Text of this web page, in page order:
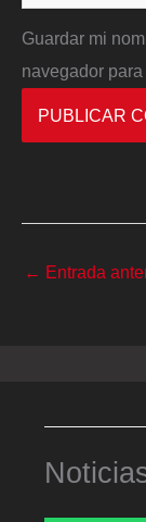
Guardar mi
navegador
← Entrada